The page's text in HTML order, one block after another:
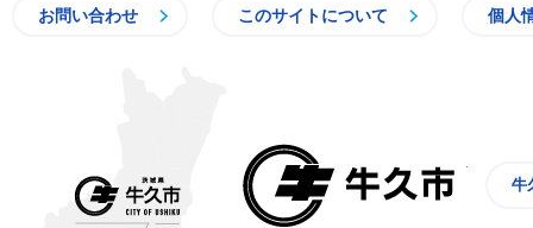
お問い合わせ このサイトについて 個人
牛